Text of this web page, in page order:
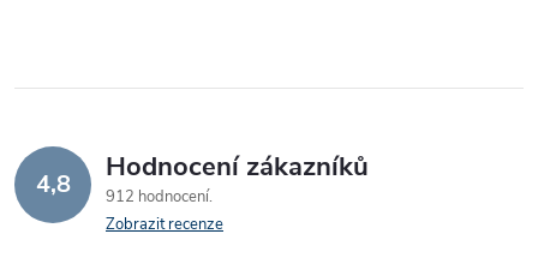
4,8 Hodnocení zákazníků
912 hodnocení
Zobrazit recenze